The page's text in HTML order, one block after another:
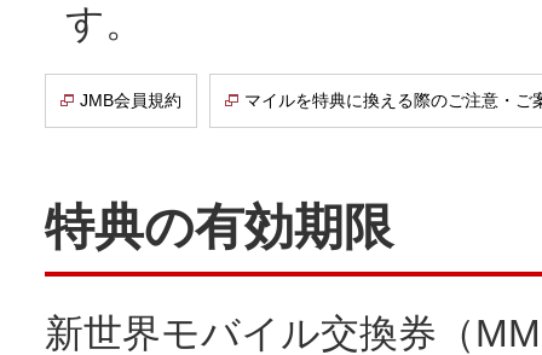
す。
JMB会員規約 マイルを特典に換える際のご注意・ご
特典の有効期限
新世界モバイル交換券（